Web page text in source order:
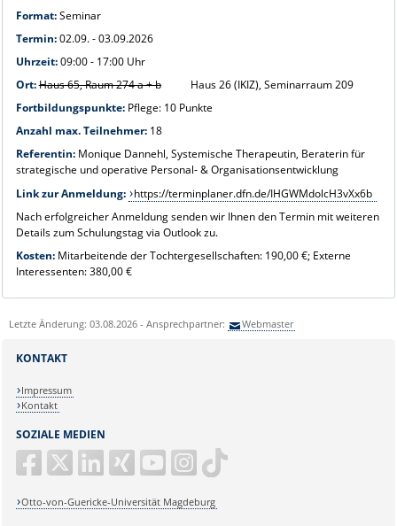
Format:Seminar
Termin:02.09. - 03.09.2026
Uhrzeit:09:00 - 17:00 Uhr
Ort:Haus 65, Raum 274 a + b
Haus 26 (IKIZ), Seminarraum 209
Fortbildungspunkte:Pflege: 10 Punkte
Anzahl max. Teilnehmer:18
Referentin:Monique Dannehl, Systemische Therapeutin, Beraterin für
strategische und operative Personal- & Organisationsentwicklung
Link zur Anmeldung:
https://terminplaner.dfn.de/IHGWMdolcH3vXx6b
Nach erfolgreicher Anmeldung senden wir Ihnen den Termin mit weiteren
Details zum Schulungstag via Outlook zu.
Kosten:Mitarbeitende der Tochtergesellschaften: 190,00 €; Externe
Interessenten: 380,00 €
Letzte Änderung: 03.08.2026 - Ansprechpartner: Webmaster
SOZIALE MEDIEN
Otto-von-Guericke-Universität Magdeburg
KONTAKT
Impressum
Kontakt